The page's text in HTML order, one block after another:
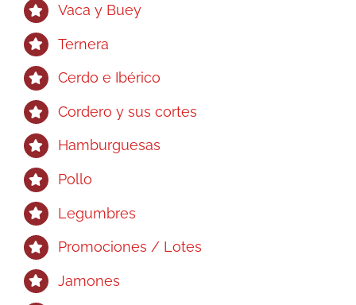
Vaca y Buey
Ternera
Cerdo e Ibérico
Cordero y sus cortes
Hamburguesas
Pollo
Legumbres
Promociones / Lotes
Jamones